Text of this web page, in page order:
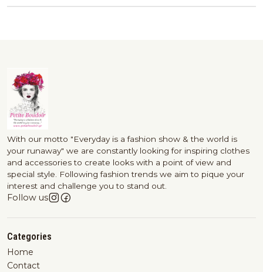
With our motto "Everyday is a fashion show & the world is
your runaway" we are constantly looking for inspiring clothes
and accessories to create looks with a point of view and
special style. Following fashion trends we aim to pique your
interest and challenge you to stand out.
Follow us
Categories
Home
Contact